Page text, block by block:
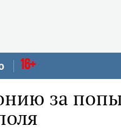
16+
за